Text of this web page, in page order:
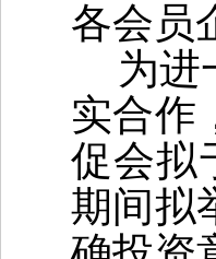
各会员
为进
实合作
促会拟
期间拟